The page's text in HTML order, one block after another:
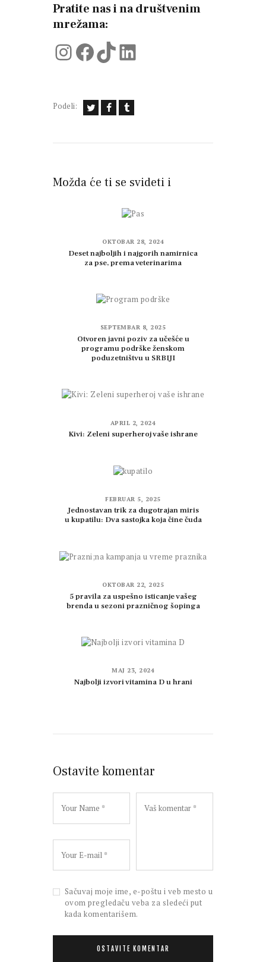
Pratite nas i na društvenim
mrežama:
Instagram
Facebook
TikTok
LinkedIn
Podeli:
Možda će ti se svideti i
OKTOBAR 28, 2024
Deset najboljih i najgorih namirnica
za pse, prema veterinarima
SEPTEMBAR 8, 2025
Otvoren javni poziv za učešće u
programu podrške ženskom
poduzetništvu u SRBIJI
APRIL 2, 2024
Kivi: Zeleni superheroj vaše ishrane
FEBRUAR 5, 2025
Jednostavan trik za dugotrajan miris
u kupatilu: Dva sastojka koja čine čuda
OKTOBAR 22, 2025
5 pravila za uspešno isticanje vašeg
brenda u sezoni prazničnog šopinga
MAJ 23, 2024
Najbolji izvori vitamina D u hrani
Ostavite komentar
Sačuvaj moje ime, e-poštu i veb mesto u
ovom pregledaču veba za sledeći put
kada komentarišem.